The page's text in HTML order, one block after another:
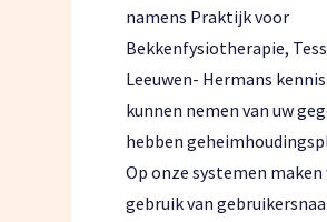
namens Praktijk voor
Bekkenfysiotherapie,
Leeuwen- Hermans kennis
kunnen nemen van uw
hebben
Op onze systemen maken
gebruik van